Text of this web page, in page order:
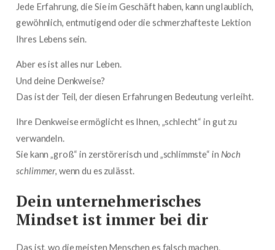
Jede Erfahrung, die Sie im Geschäft haben, kann unglaublich,
gewöhnlich, entmutigend oder die schmerzhafteste Lektion
Ihres Lebens sein.
Aber es ist alles nur Leben.
Und deine Denkweise?
Das ist der Teil, der diesen Erfahrungen Bedeutung verleiht.
Ihre Denkweise ermöglicht es Ihnen, „schlecht“ in gut zu
verwandeln.
Sie kann „groß“ in zerstörerisch und „schlimmste“ in Noch
schlimmer, wenn du es zulässt.
Dein unternehmerisches
Mindset ist immer bei dir
Das ist, wo die meisten Menschen es falsch machen.